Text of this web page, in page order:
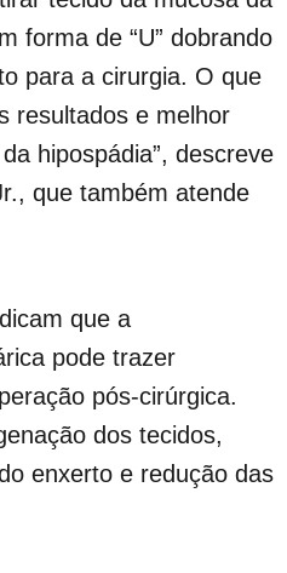
forma de “U” dobrando
para a cirurgia. O que
resultados e melhor
hipospádia”, descreve
que também atende
que a
pode trazer
pós-cirúrgica.
dos tecidos,
enxerto e redução das